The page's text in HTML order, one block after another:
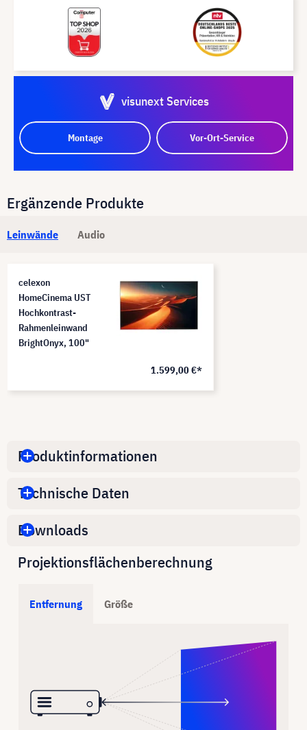
visunext Services
Montage Vor-Ort-Service
Ergänzende Produkte
Leinwände Audio
celexon
HomeCinema UST
Hochkontrast-
Rahmenleinwand
BrightOnyx, 1​00"
1.599,00 €*
Produktinformationen
Technische Daten
Downloads
Projektionsflächenberechnung
Entfernung Größe